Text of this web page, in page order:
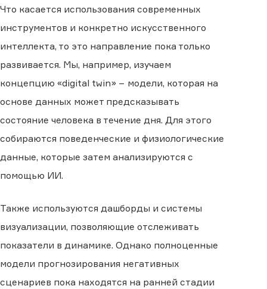
Что касается использования современных
инструментов и конкретно искусственного
интеллекта, то это направление пока только
развивается. Мы, например, изучаем
концепцию «digital twin» − модели, которая на
основе данных может предсказывать
состояние человека в течение дня. Для этого
собираются поведенческие и физиологические
данные, которые затем анализируются с
помощью ИИ.
Также используются дашборды и системы
визуализации, позволяющие отслеживать
показатели в динамике. Однако полноценные
модели прогнозирования негативных
сценариев пока находятся на ранней стадии